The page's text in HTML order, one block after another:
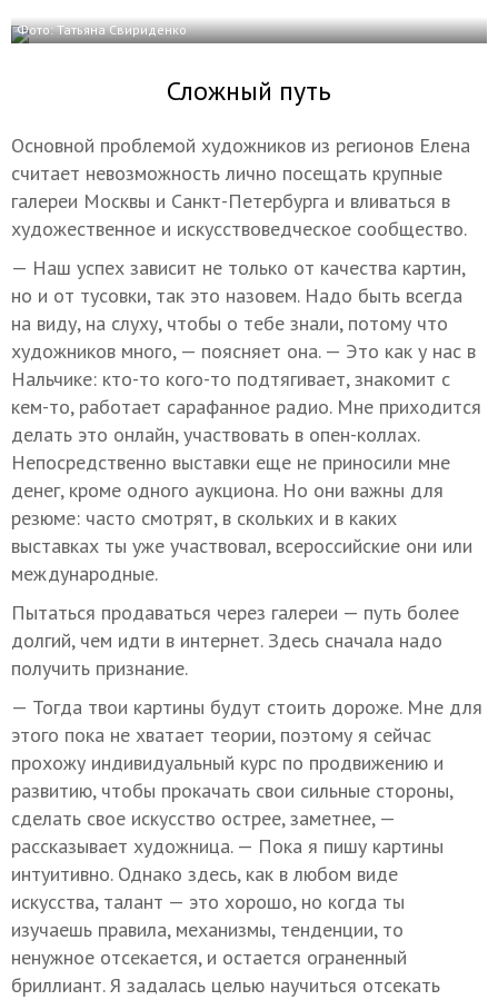
Фото: Татьяна Свириденко
Сложный путь
Основной проблемой художников из регионов Елена
считает невозможность лично посещать крупные
галереи Москвы и Санкт-Петербурга и вливаться в
художественное и искусствоведческое сообщество.
— Наш успех зависит не только от качества картин,
но и от тусовки, так это назовем. Надо быть всегда
на виду, на слуху, чтобы о тебе знали, потому что
художников много, — поясняет она. — Это как у нас в
Нальчике: кто-то кого-то подтягивает, знакомит с
кем-то, работает сарафанное радио. Мне приходится
делать это онлайн, участвовать в опен-коллах.
Непосредственно выставки еще не приносили мне
денег, кроме одного аукциона. Но они важны для
резюме: часто смотрят, в скольких и в каких
выставках ты уже участвовал, всероссийские они или
международные.
Пытаться продаваться через галереи — путь более
долгий, чем идти в интернет. Здесь сначала надо
получить признание.
— Тогда твои картины будут стоить дороже. Мне для
этого пока не хватает теории, поэтому я сейчас
прохожу индивидуальный курс по продвижению и
развитию, чтобы прокачать свои сильные стороны,
сделать свое искусство острее, заметнее, —
рассказывает художница. — Пока я пишу картины
интуитивно. Однако здесь, как в любом виде
искусства, талант — это хорошо, но когда ты
изучаешь правила, механизмы, тенденции, то
ненужное отсекается, и остается ограненный
бриллиант. Я задалась целью научиться отсекать